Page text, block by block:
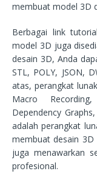
membuat model 3D
Berbagai link
model 3D juga
desain 3D, Anda
STL, POLY, JSON,
atas, perangkat
Macro
Dependency
adalah perangkat
membuat desain
juga menawarkan
profesional.